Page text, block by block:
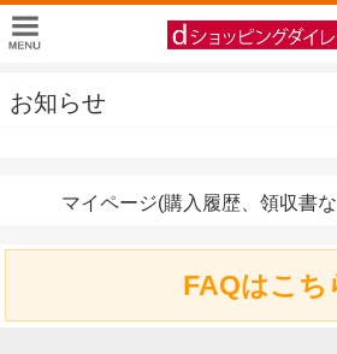
お知らせ
マイページ(購入履歴、領収書
FAQはこち